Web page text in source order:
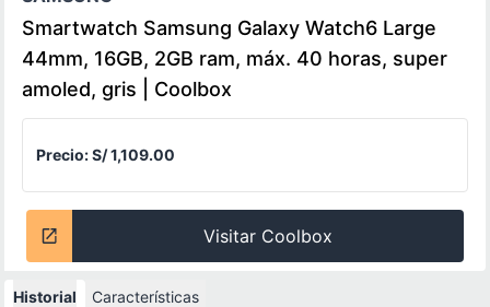
Smartwatch Samsung Galaxy Watch6 Large
44mm, 16GB, 2GB ram, máx. 40 horas, super
amoled, gris | Coolbox
Precio:S/ 1,109.00
Visitar Coolbox
Historial Características